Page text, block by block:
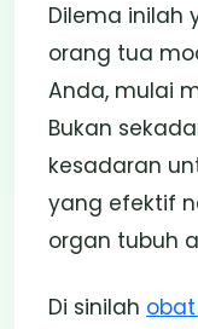
Dilema inilah
orang tua
Anda, mulai
Bukan
kesadaran
yang efektif
organ tubuh
Di sinilah